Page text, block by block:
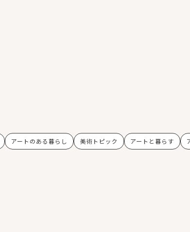
アートのある暮らし 美術トピック アートと暮らす